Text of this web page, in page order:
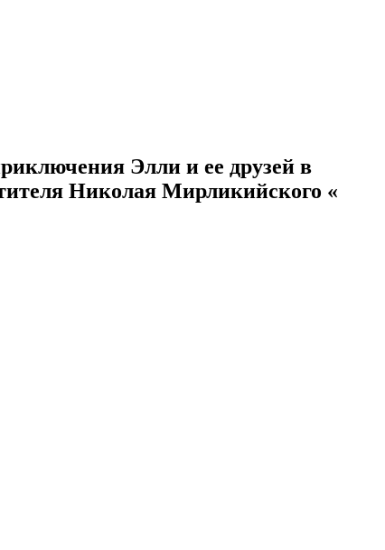
Элли и ее друзей в
Николая Мирликийского «